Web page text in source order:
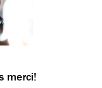
merci!